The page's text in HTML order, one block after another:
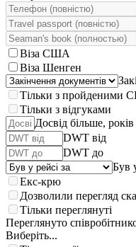
Віза США
Віза Шенген
Тільки з пройденими
Тільки з відгуками
Досвід більше, років
DWT від
DWT до
Був
Екс-крю
Дозволили перегляд
Тільки переглянуті
Переглянуто
Виберіть...